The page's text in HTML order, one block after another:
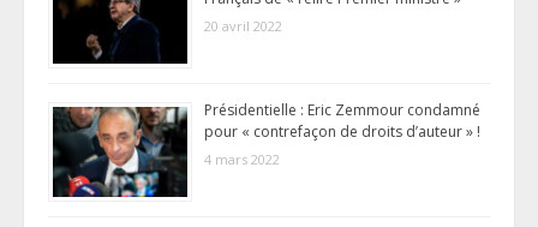
20 avril 2022
Présidentielle : Eric Zemmour condamné
pour « contrefaçon de droits d’auteur » !
4 mars 2022